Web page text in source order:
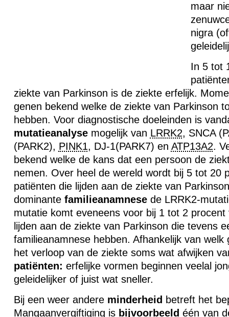
maar
nigra
In 5 tot
ziekte van Parkinson is de ziekte erfelijk.
genen bekend welke de ziekte van Parkinson
hebben. Voor diagnostische doeleinden is
mutatieanalysemogelijk van LRRK2, SNCA(
(PARK2), PINK1, DJ-1(PARK7) en ATP13A2.
bekend welke de kans dat een persoon de
nemen. Over heel de wereld wordt bij 5 tot 20
patiënten die lijden aan de ziekte van
dominante familieanamnesede LRRK2-
mutatie komt eveneens voor bij 1 tot 2
lijden aan de ziekte van Parkinson die tevens
familieanamnese hebben. Afhankelijk van welk
het verloop van de ziekte soms wat afwijken
patiënten: erfelijke vormen beginnen veelal
geleidelijker of juist wat sneller.
Bij een weer andere minderheid betreft het
Mangaanvergiftiging is bijvoorbeeld één van